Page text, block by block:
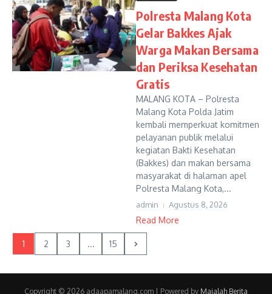
Polresta Malang Kota
Gelar Bakkes Ajak
Warga Makan Bersama
dan Periksa Kesehatan
Gratis
MALANG KOTA – Polresta
Malang Kota Polda Jatim
kembali memperkuat komitmen
pelayanan publik melalui
kegiatan Bakti Kesehatan
(Bakkes) dan makan bersama
masyarakat di halaman apel
Polresta Malang Kota,...
admin Agustus 8, 2026
Read More
1 2 3 ... 15
Copyright © 2026 adaapamalang.com | Powered by Majalah Berita